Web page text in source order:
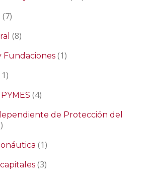
(7)
(8)
Fundaciones (1)
(4)
de Protección del
(1)
(3)